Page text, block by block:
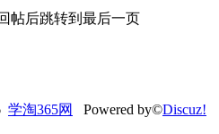
帖后跳转到最后一页
学淘365网 Powered by©Discuz!